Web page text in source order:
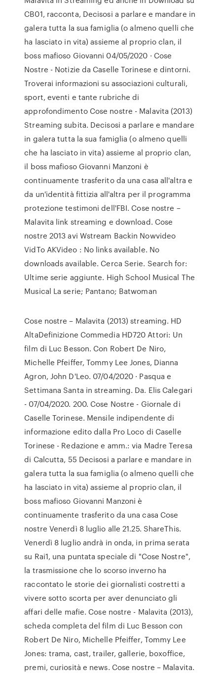
CB01, racconta, Decisosi a parlare e mandare in
galera tutta la sua famiglia (o almeno quelli che
ha lasciato in vita) assieme al proprio clan, il
boss mafioso Giovanni 04/05/2020 · Cose
Nostre - Notizie da Caselle Torinese e dintorni.
Troverai informazioni su associazioni culturali,
sport, eventi e tante rubriche di
approfondimento Cose nostre - Malavita (2013)
Streaming subita. Decisosi a parlare e mandare
in galera tutta la sua famiglia (o almeno quelli
che ha lasciato in vita) assieme al proprio clan,
il boss mafioso Giovanni Manzoni è
continuamente trasferito da una casa all'altra e
da un'identità fittizia all'altra per il programma
protezione testimoni dell'FBI. Cose nostre –
Malavita link streaming e download. Cose
nostre 2013 avi Wstream Backin Nowvideo
VidTo AKVideo : No links available. No
downloads available. Cerca Serie. Search for:
Ultime serie aggiunte. High School Musical The
Musical La serie; Pantano; Batwoman
Cose nostre – Malavita (2013) streaming. HD
AltaDefinizione Commedia HD720 Attori: Un
film di Luc Besson. Con Robert De Niro,
Michelle Pfeiffer, Tommy Lee Jones, Dianna
Agron, John D'Leo. 07/04/2020 · Pasqua e
Settimana Santa in streaming. Da. Elis Calegari
- 07/04/2020. 200. Cose Nostre - Giornale di
Caselle Torinese. Mensile indipendente di
informazione edito dalla Pro Loco di Caselle
Torinese - Redazione e amm.: via Madre Teresa
di Calcutta, 55 Decisosi a parlare e mandare in
galera tutta la sua famiglia (o almeno quelli che
ha lasciato in vita) assieme al proprio clan, il
boss mafioso Giovanni Manzoni è
continuamente trasferito da una casa Cose
nostre Venerdì 8 luglio alle 21.25. ShareThis.
Venerdì 8 luglio andrà in onda, in prima serata
su Rai1, una puntata speciale di "Cose Nostre",
la trasmissione che lo scorso inverno ha
raccontato le storie dei giornalisti costretti a
vivere sotto scorta per aver denunciato gli
affari delle mafie. Cose nostre - Malavita (2013),
scheda completa del film di Luc Besson con
Robert De Niro, Michelle Pfeiffer, Tommy Lee
Jones: trama, cast, trailer, gallerie, boxoffice,
premi, curiosità e news. Cose nostre – Malavita.